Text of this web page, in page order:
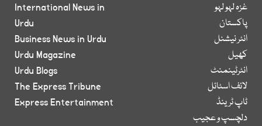
غزہ لہو لہو
پاکستان
انٹر نیشنل
کھیل
انٹرٹینمنٹ
لائف اسٹائل
ٹاپ ٹرینڈ
دلچسپ و عجیب
International News in
Urdu
Business News in Urdu
Urdu Magazine
Urdu Blogs
The Express Tribune
Express Entertainment